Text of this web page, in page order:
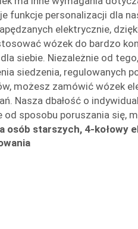
funkcje personalizacji dla
elektrycznie,
wózek do bardzo
siebie. Niezależnie od
siedzenia, regulowanych
możesz zamówić wózek
Nasza dbałość o
od sposobu poruszania się,
osób starszych, 4-kołowy